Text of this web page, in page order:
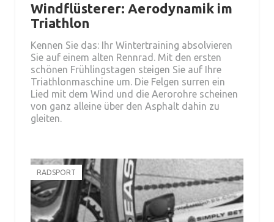
Windflüsterer: Aerodynamik im
Triathlon
Kennen Sie das: Ihr Wintertraining absolvieren
Sie auf einem alten Rennrad. Mit den ersten
schönen Frühlingstagen steigen Sie auf Ihre
Triathlonmaschine um. Die Felgen surren ein
Lied mit dem Wind und die Aerorohre scheinen
von ganz alleine über den Asphalt dahin zu
gleiten.
RADSPORT